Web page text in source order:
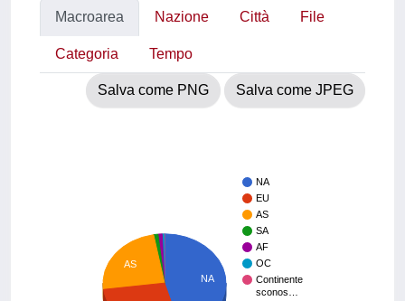
Macroarea Nazione Città File
Categoria Tempo
Salva come PNG Salva come JPEG
NA
EU
AS
SA
AF
OC
Continente
sconos…
NA
AS